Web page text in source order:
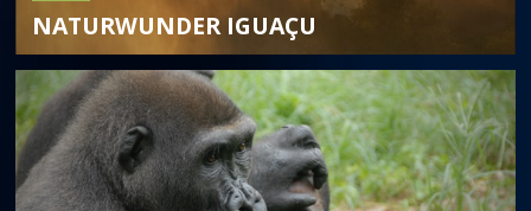
NATURWUNDER IGUAÇU